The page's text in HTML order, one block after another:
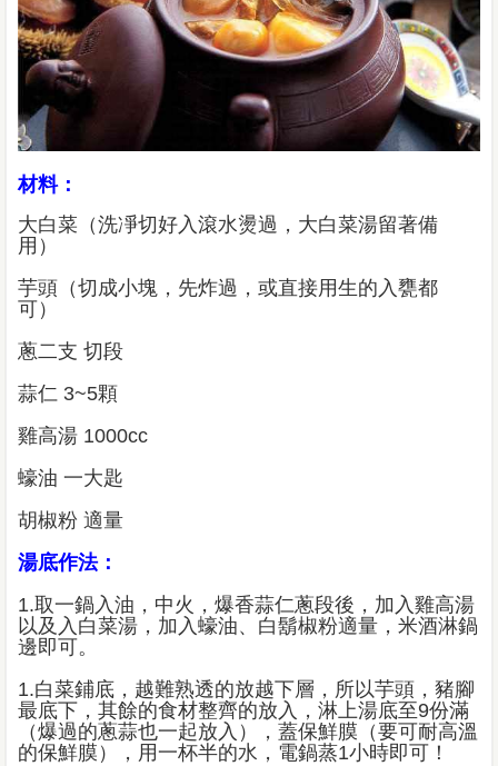
材料：
大白菜（洗凈切好入滾水燙過，大白菜湯留著備
用）
芋頭（切成小塊，先炸過，或直接用生的入甕都
可）
蔥二支 切段
蒜仁 3~5顆
雞高湯 1000cc
蠔油 一大匙
胡椒粉 適量
湯底作法：
1.取一鍋入油，中火，爆香蒜仁蔥段後，加入雞高湯
以及入白菜湯，加入蠔油、白鬍椒粉適量，米酒淋鍋
邊即可。
1.白菜鋪底，越難熟透的放越下層，所以芋頭，豬腳
最底下，其餘的食材整齊的放入，淋上湯底至9份滿
（爆過的蔥蒜也一起放入），蓋保鮮膜（要可耐高溫
的保鮮膜），用一杯半的水，電鍋蒸1小時即可！